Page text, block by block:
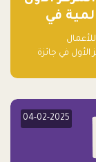
في
في جائزة
04-02-2025